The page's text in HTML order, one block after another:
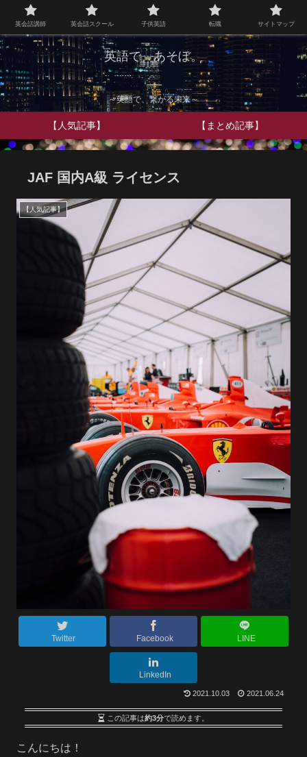
英語で、あそぼ。
～英語で、繋がる未来～
【人気記事】 【まとめ記事】
JAF 国内A級 ライセンス
【人気記事】
Twitter Facebook LINE
LinkedIn
2021.10.03 2021.06.24
この記事は約3分で読めます。
こんにちは！
英会話講師 英会話スクール 子供英語 転職 サイトマップ